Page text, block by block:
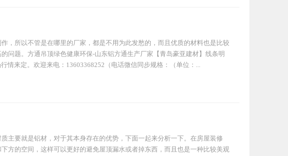
，所以不管是在哪里的厂家，都是不用为此发愁的，而且优质的材料也是比较
问题。方通吊顶绿色健康环保-山东铝方通生产厂家【青岛豪亚建材】线条明
情来定。欢迎来电：13603368252（电话微信同步规格：（单位：...
主要就是铝材，对于其本身存在的优势，下面一起来分析一下。在房屋装修
方的空间，这样可以更好的避免屋顶漏水或者掉东西，而且也是一种比较美观